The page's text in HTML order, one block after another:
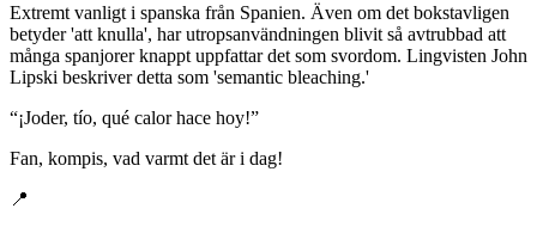
Extremt vanligt i spanska från Spanien. Även om det bokstavligen
betyder 'att knulla', har utropsanvändningen blivit så avtrubbad att
många spanjorer knappt uppfattar det som svordom. Lingvisten John
Lipski beskriver detta som 'semantic bleaching.'
“¡Joder, tío, qué calor hace hoy!”
Fan, kompis, vad varmt det är i dag!
📍